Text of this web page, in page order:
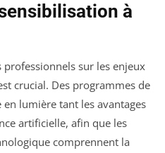
à
sur les enjeux
crucial. Des programmes de
lumière tant les avantages
artificielle, afin que les
comprennent la